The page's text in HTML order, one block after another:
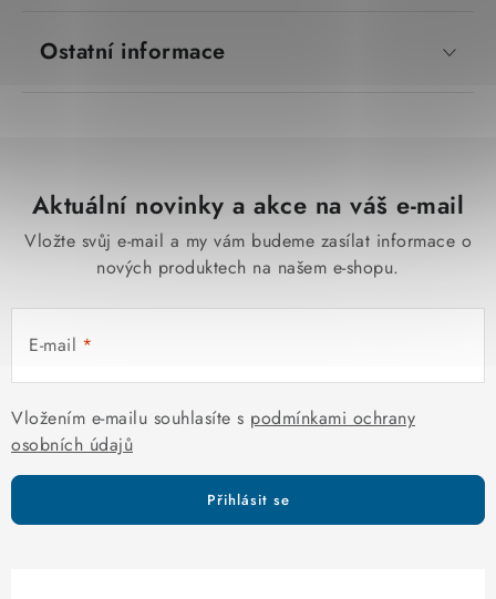
Ostatní informace
Aktuální novinky a akce na váš e-mail
Vložte svůj e-mail a my vám budeme zasílat informace o
nových produktech na našem e-shopu.
E-mail
Vložením e-mailu souhlasíte s podmínkami ochrany
osobních údajů
Přihlásit se